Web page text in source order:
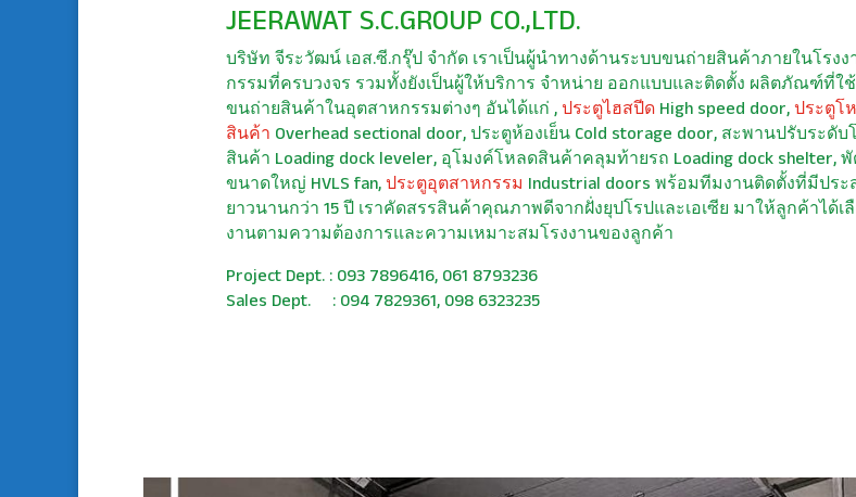
JEERAWAT S.C.GROUP CO.,LTD.
บริษัท จีระวัฒน์ เอส.ซี.กรุ๊ป จำกัด เราเป็นผู้นำทางด้านระบบขนถ่ายสินค้าภายในโรง
กรรมที่ครบวงจร รวมทั้งยังเป็นผู้ให้บริการ จำหน่าย ออกแบบและติดตั้ง ผลิตภัณฑ์ที่ใ
ขนถ่ายสินค้าในอุตสาหกรรมต่างๆ อันได้แก่ ,ประตูไฮสปีดHigh speed door,ประตูโ
สินค้า Overhead sectional door, ประตูห้องเย็น Cold storage door, สะพานปรับระดั
สินค้า Loading dock leveler, อุโมงค์โหลดสินค้าคลุมท้ายรถ Loading dock shelter,
ขนาดใหญ่ HVLS fan,ประตูอุตสาหกรรม Industrial doors พร้อมทีมงานติดตั้งที่มีปร
ยาวนานกว่า 15 ปี เราคัดสรรสินค้าคุณภาพดีจากฝั่งยุปโรปและเอเซีย มาให้ลูกค้าได้เ
งานตามความต้องการและความเหมาะสมโรงงานของลูกค้า
Project Dept. : 093 7896416, 061 8793236
Sales Dept. : 094 7829361, 098 6323235